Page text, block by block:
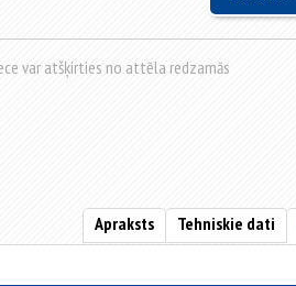
var atšķirties no attēla redzamās
Tehniskie dati
Apraksts